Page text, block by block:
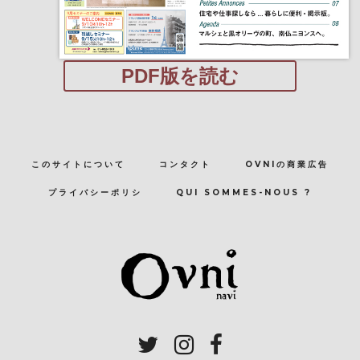
PDF版を読む
このサイトについて コンタクト OVNIの商業広告
プライバシーポリシ QUI SOMMES-NOUS ?